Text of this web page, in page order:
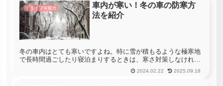
ドライブ＆観光
車内が寒い！冬の車の防寒方
法を紹介
冬の車内はとても寒いですよね。特に雪が積もるような極寒地
で長時間過ごしたり寝泊まりするときは、寒さ対策しなければ
命に関わることもあり得ます。今回はそのような寒さの厳しい
場所でも快適に車内で過ごすのを助けてくれる防寒対策グッズ
2024.02.22 2025.09.18